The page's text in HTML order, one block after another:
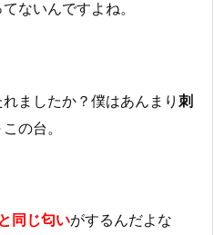
ないんですよね。
ましたか？僕はあんまり刺
の台。
同じ匂いがするんだよな